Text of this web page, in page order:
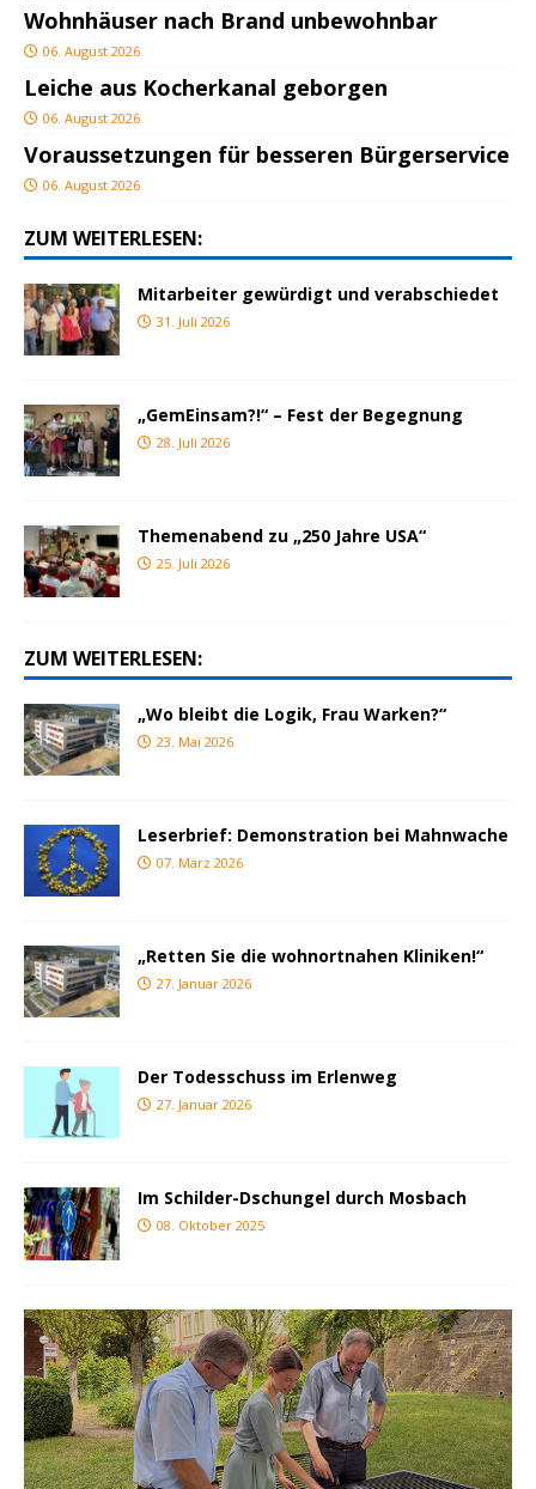
Wohnhäuser nach Brand unbewohnbar
06. August 2026
Leiche aus Kocherkanal geborgen
06. August 2026
Voraussetzungen für besseren Bürgerservice
06. August 2026
ZUM WEITERLESEN:
Mitarbeiter gewürdigt und verabschiedet
31. Juli 2026
„GemEinsam?!“ – Fest der Begegnung
28. Juli 2026
Themenabend zu „250 Jahre USA“
25. Juli 2026
ZUM WEITERLESEN:
„Wo bleibt die Logik, Frau Warken?“
23. Mai 2026
Leserbrief: Demonstration bei Mahnwache
07. März 2026
„Retten Sie die wohnortnahen Kliniken!“
27. Januar 2026
Der Todesschuss im Erlenweg
27. Januar 2026
Im Schilder-Dschungel durch Mosbach
08. Oktober 2025